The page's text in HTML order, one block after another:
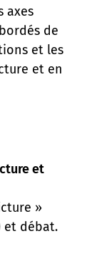
axes
de
et les
et en
et
»
et débat.